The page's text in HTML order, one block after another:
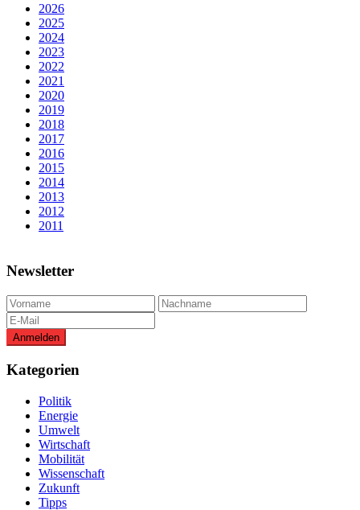
2026
2025
2024
2023
2022
2021
2020
2019
2018
2017
2016
2015
2014
2013
2012
2011
Newsletter
Kategorien
Politik
Energie
Umwelt
Wirtschaft
Mobilität
Wissenschaft
Zukunft
Tipps